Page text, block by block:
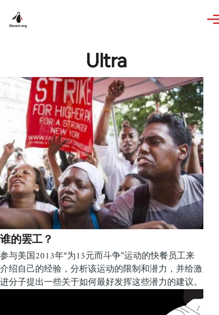
Ultra
谁的罢工？
参与美国2013年“为15元而斗争”运动的快餐员工来
介绍自己的经验，分析该运动的限制和潜力，并给激
进分子提出一些关于如何最好发挥这些潜力的建议。